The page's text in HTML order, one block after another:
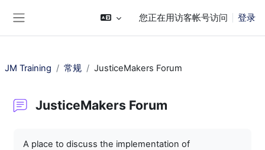
您正在用访客帐号访问 登录
JM Training 常规 JusticeMakers Forum
JusticeMakers Forum
A place to discuss the implementation of